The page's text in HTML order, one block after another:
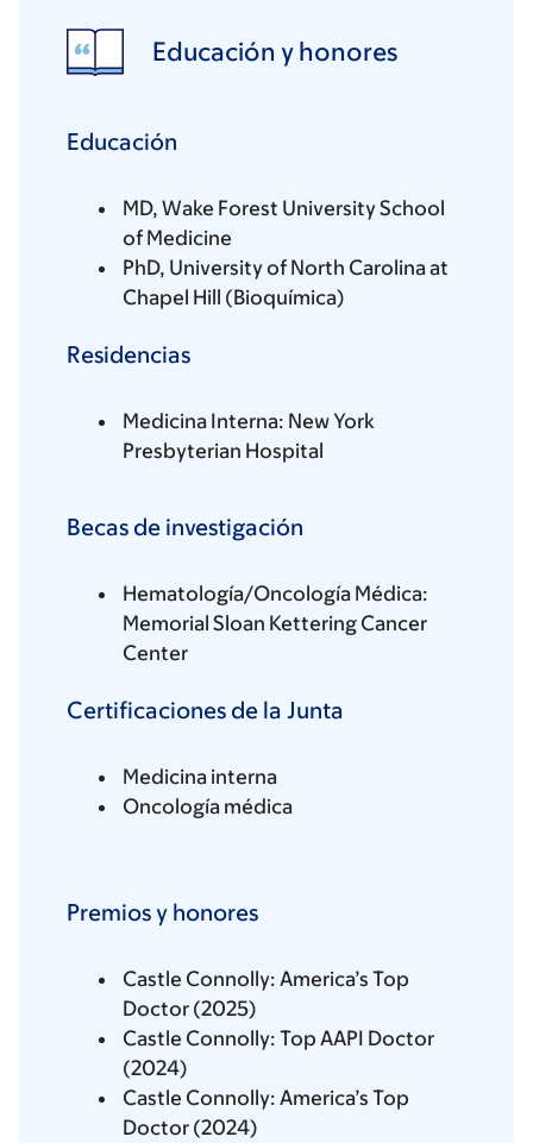
Educación y honores
Educación
MD, Wake Forest University School
of Medicine
PhD, University of North Carolina at
Chapel Hill (Bioquímica)
Residencias
Medicina Interna: New York
Presbyterian Hospital
Becas de investigación
Hematología/Oncología Médica:
Memorial Sloan Kettering Cancer
Center
Certificaciones de la Junta
Medicina interna
Oncología médica
Premios y honores
Castle Connolly: America’s Top
Doctor (2025)
Castle Connolly: Top AAPI Doctor
(2024)
Castle Connolly: America’s Top
Doctor (2024)